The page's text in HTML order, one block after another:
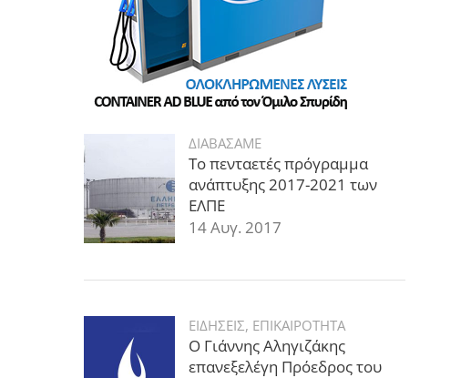
ΔΙΑΒΑΣΑΜΕ
Το πενταετές πρόγραμμα
ανάπτυξης 2017-2021 των
ΕΛΠΕ
14 Αυγ. 2017
ΕΙΔΗΣΕΙΣ, ΕΠΙΚΑΙΡΟΤΗΤΑ
Ο Γιάννης Αληγιζάκης
επανεξελέγη Πρόεδρος του